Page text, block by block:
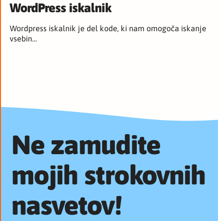
WordPress iskalnik
Wordpress iskalnik je del kode, ki nam omogoča iskanje
vsebin…
Ne zamudite
mojih strokovnih
nasvetov!